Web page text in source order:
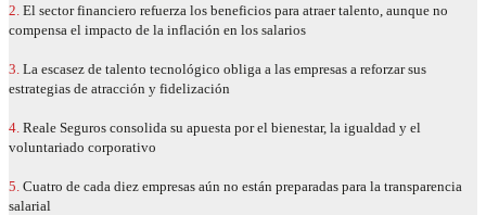
2. El sector financiero refuerza los beneficios para atraer talento, aunque no
compensa el impacto de la inflación en los salarios
3. La escasez de talento tecnológico obliga a las empresas a reforzar sus
estrategias de atracción y fidelización
4. Reale Seguros consolida su apuesta por el bienestar, la igualdad y el
voluntariado corporativo
5. Cuatro de cada diez empresas aún no están preparadas para la transparencia
salarial